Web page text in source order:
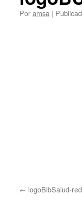
Poramsa |
logoBibSalud-